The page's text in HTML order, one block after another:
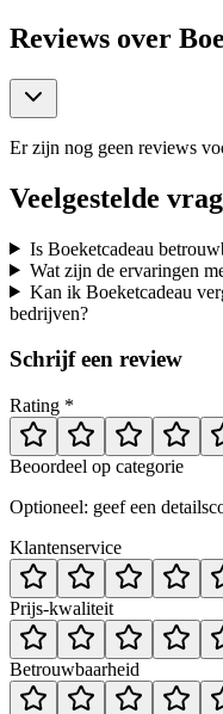
Reviews over
Er zijn nog geen reviews
Veelgestelde
Is Boeketcadeau
Wat zijn de ervaringen
Kan ik Boeketcadeau
bedrijven?
Schrijf een review
Rating *
Beoordeel op categorie
Optioneel: geef een
Klantenservice
Prijs-kwaliteit
Betrouwbaarheid